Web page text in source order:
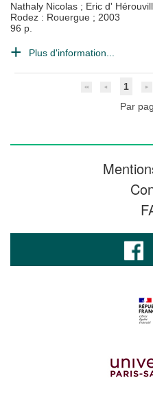
Nathaly Nicolas ; Eric d'
Rodez : Rouergue ; 2003
96 p.
Plus d'information...
1
Par